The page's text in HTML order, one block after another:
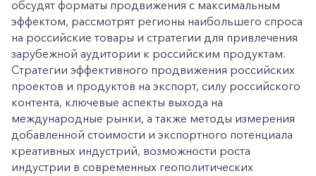
обсудят форматы продвижения с максимальным
эффектом, рассмотрят регионы наибольшего спроса
на российские товары и стратегии для привлечения
зарубежной аудитории к российским продуктам.
Стратегии эффективного продвижения российских
проектов и продуктов на экспорт, силу российского
контента, ключевые аспекты выхода на
международные рынки, а также методы измерения
добавленной стоимости и экспортного потенциала
креативных индустрий, возможности роста
индустрии в современных геополитических